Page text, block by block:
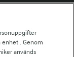
enhet . Genom
används